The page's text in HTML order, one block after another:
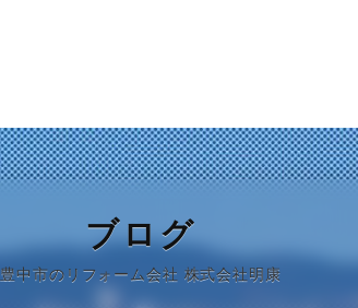
ブログ
豊中市のリフォーム会社 株式会社明康